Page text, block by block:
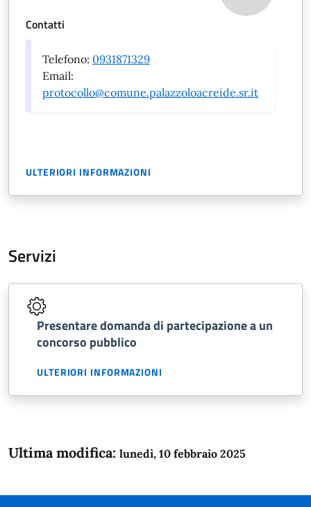
Contatti
Telefono: 0931871329
Email:
protocollo@comune.palazzoloacreide.sr.it
ULTERIORI INFORMAZIONI
Servizi
Presentare domanda di partecipazione a un
concorso pubblico
ULTERIORI INFORMAZIONI
Ultima modifica: lunedì, 10 febbraio 2025